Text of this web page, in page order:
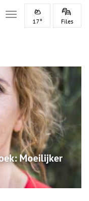
Toggle navigation
17° Files
Moeilijker